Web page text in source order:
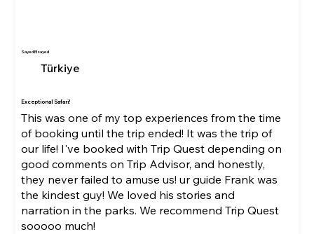
Sayed Elsayed
Türkiye
Exceptional Safari!
This was one of my top experiences from the time
of booking until the trip ended! It was the trip of
our life! I've booked with Trip Quest depending on
good comments on Trip Advisor, and honestly,
they never failed to amuse us! ur guide Frank was
the kindest guy! We loved his stories and
narration in the parks. We recommend Trip Quest
sooooo much!